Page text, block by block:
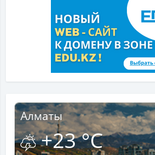
Алматы
+23 °C